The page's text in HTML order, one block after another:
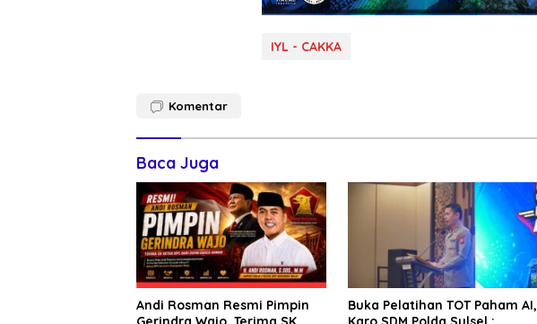
IYL - CAKKA
Komentar
Baca Juga
Andi Rosman Resmi Pimpin
Buka Pelatihan TOT Paham AI,